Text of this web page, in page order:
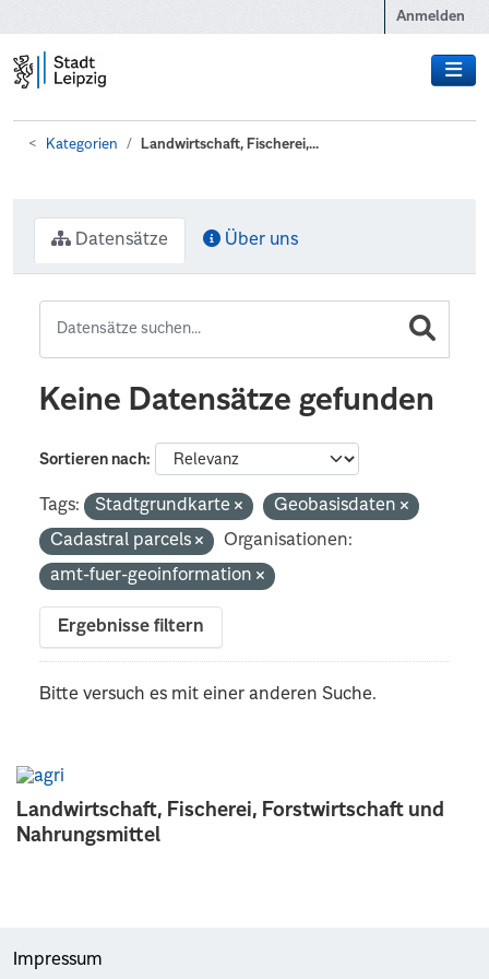
Anmelden
Kategorien Landwirtschaft, Fischerei,...
Landwirtschaft, Fischerei, Forstwirtschaft und
Nahrungsmittel
Datensätze Über uns
Keine Datensätze gefunden
Sortieren nach
Tags: Stadtgrundkarte
Geobasisdaten
Cadastral parcels
Organisationen:
amt-fuer-geoinformation
Ergebnisse filtern
Bitte versuch es mit einer anderen Suche.
Impressum